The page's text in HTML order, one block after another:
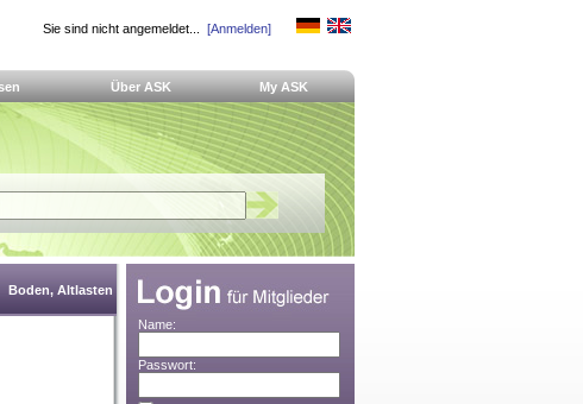
Sie sind nicht angemeldet... [Anmelden]
Über ASK My ASK
Boden, Altlasten
Name:
Passwort: